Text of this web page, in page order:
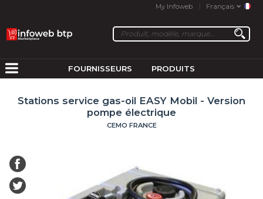
My Infoweb Français
FOURNISSEURS PRODUITS
Stations service gas-oil EASY Mobil - Version
pompe électrique
CEMO FRANCE